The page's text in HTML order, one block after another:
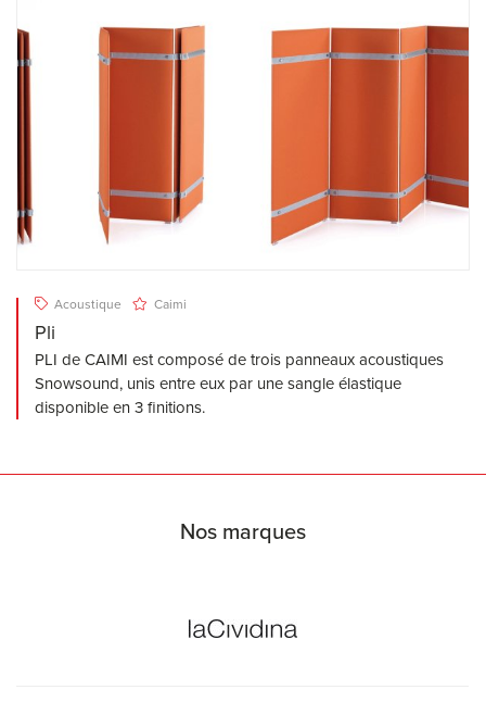
Acoustique Caimi
Pli
PLI de CAIMI est composé de trois panneaux acoustiques
Snowsound, unis entre eux par une sangle élastique
disponible en 3 finitions.
Nos marques